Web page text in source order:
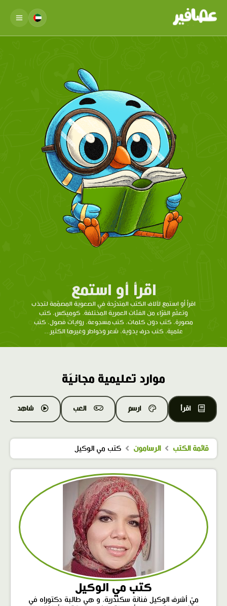
اقرأ أو استمع
اقرأ أو استمع لآلاف الكتب المتدرّحة في الصعوبة المصمّمة لتجذب
وتعلّم القرّاء من الفئات العمرية المختلفة. كوميكس، كتب
مصورة، كتب دون كلمات، كتب مسجوعة، روايات فصول، كتب
علمية، كتب حرف يدوية، شعر وخواطر وغيرها الكثير...
موارد تعليمية مجانيّة
اقرأ ارسم العب شاهد
قائمة الكتب الرسامون كتب مي الوكيل
كتب مي الوكيل
ميّ أشرف الوكيل فنانة سكندرية، و هي طالبة دكتوراه في